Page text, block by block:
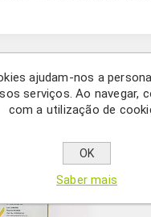
ajudam-nos a
serviços. Ao navegar,
com a utilização de
OK
Saber mais